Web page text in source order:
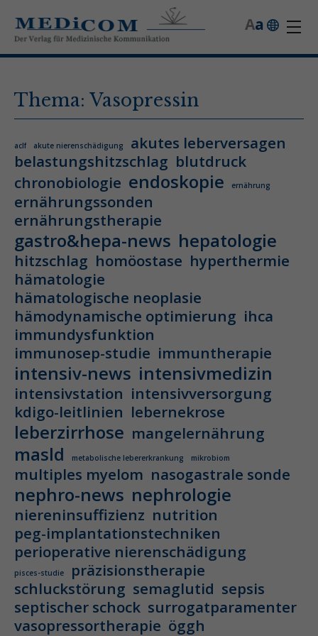
a
A
Thema: Vasopressin
aclf akute nierenschädigung
akutes leberversagen
belastungshitzschlag blutdruck
chronobiologie endoskopie ernährung
ernährungssonden
ernährungstherapie
gastro&hepa-news hepatologie
hitzschlag homöostase hyperthermie
hämatologie
hämatologische neoplasie
hämodynamische optimierung ihca
immundysfunktion
immunosep-studie immuntherapie
intensiv-news intensivmedizin
intensivstation intensivversorgung
kdigo-leitlinien lebernekrose
leberzirrhose mangelernährung
masld metabolische lebererkrankung mikrobiom
multiples myelom nasogastrale sonde
nephro-news nephrologie
niereninsuffizienz nutrition
peg-implantationstechniken
perioperative nierenschädigung
pisces-studie
präzisionstherapie
schluckstörung semaglutid sepsis
septischer schock surrogatparamenter
vasopressortherapie öggh